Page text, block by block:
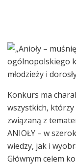
Konkurs ma
wszystkich, którzy
związaną z
ANIOŁY – w
wiedzy, jak i
Głównym celem